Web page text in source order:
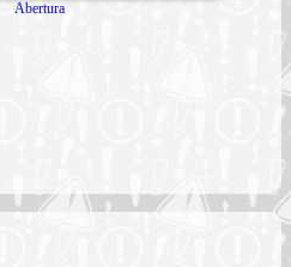
Abertura